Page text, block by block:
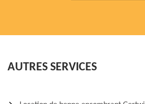
AUTRES SERVICES